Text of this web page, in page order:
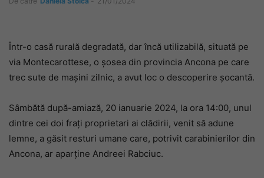
Într-o casă rurală degradată, dar încă utilizabilă, situată pe
via Montecarottese, o șosea din provincia Ancona pe care
trec sute de mașini zilnic, a avut loc o descoperire șocantă.
Sâmbătă după-amiază, 20 ianuarie 2024, la ora 14:00, unul
dintre cei doi frați proprietari ai clădirii, venit să adune
lemne, a găsit resturi umane care, potrivit carabinierilor din
Ancona, ar aparține Andreei Rabciuc.